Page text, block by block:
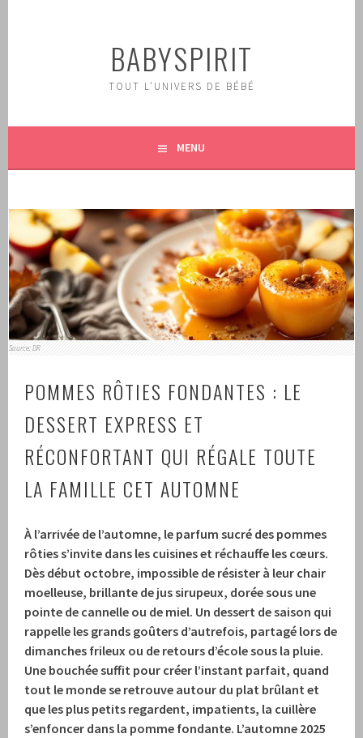
BABYSPIRIT
TOUT L'UNIVERS DE BÉBÉ
MENU
Source: DR
POMMES RÔTIES FONDANTES : LE
DESSERT EXPRESS ET
RÉCONFORTANT QUI RÉGALE TOUTE
LA FAMILLE CET AUTOMNE
À l’arrivée de l’automne, le parfum sucré des pommes
rôties s’invite dans les cuisines et réchauffe les cœurs.
Dès début octobre, impossible de résister à leur chair
moelleuse, brillante de jus sirupeux, dorée sous une
pointe de cannelle ou de miel. Un dessert de saison qui
rappelle les grands goûters d’autrefois, partagé lors de
dimanches frileux ou de retours d’école sous la pluie.
Une bouchée suffit pour créer l’instant parfait, quand
tout le monde se retrouve autour du plat brûlant et
que les plus petits regardent, impatients, la cuillère
s’enfoncer dans la pomme fondante. L’automne 2025